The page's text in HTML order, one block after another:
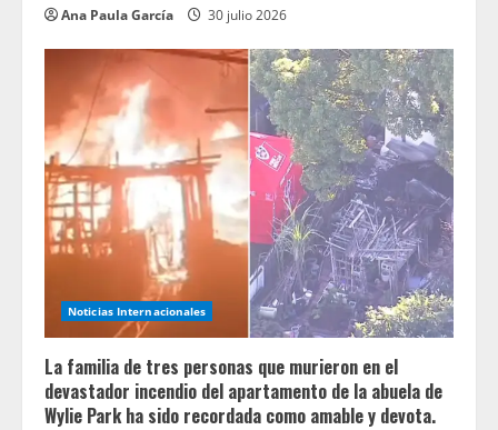
Ana Paula García 30 julio 2026
Noticias Internacionales
La familia de tres personas que murieron en el
devastador incendio del apartamento de la abuela de
Wylie Park ha sido recordada como amable y devota.